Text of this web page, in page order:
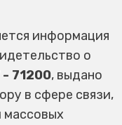
информация
о
71200, выдано
в сфере связи,
массовых